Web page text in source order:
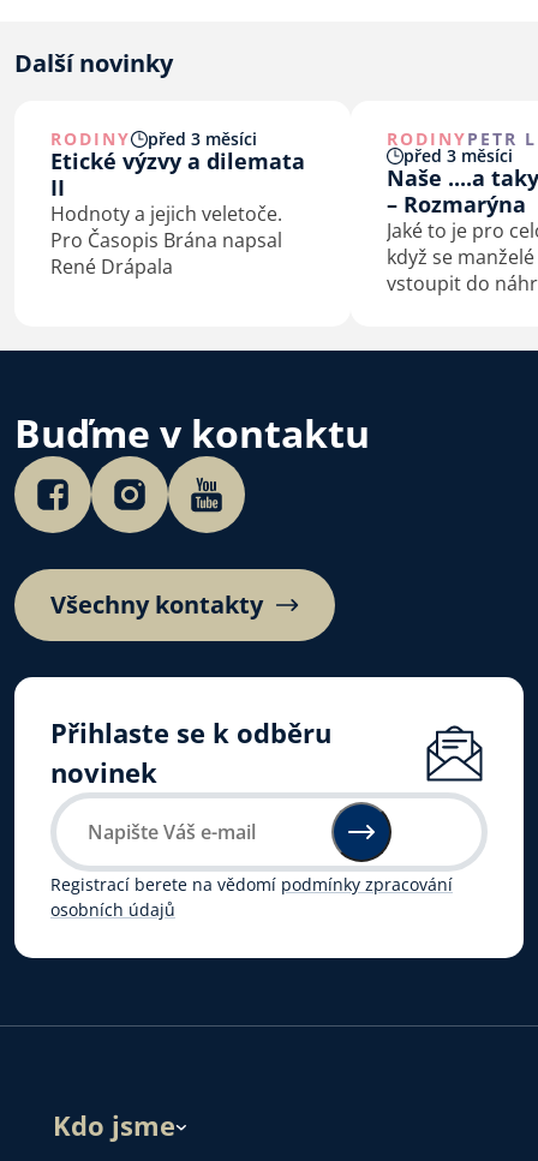
Další novinky
RODINY před 3 měsíci
Etické výzvy a dilemata
II
Hodnoty a jejich veletoče.
Pro Časopis Brána napsal
René Drápala
RODINYPETR
před 3 měsíci
Naše ....a
– Rozmarýna
Jaké to je pro
když se
vstoupit do
Buďme v kontaktu
Všechny kontakty
Přihlaste se k odběru
novinek
Registrací berete na vědomí podmínky zpracování
osobních údajů
Kdo jsme